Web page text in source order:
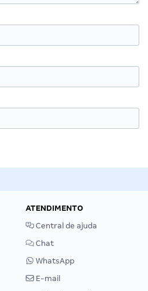
ATENDIMENTO
Central de ajuda
Chat
WhatsApp
E-mail